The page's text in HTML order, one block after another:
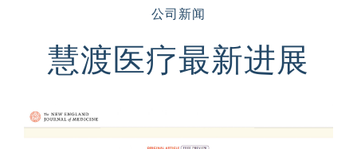
公司新闻
慧渡医疗最新进展